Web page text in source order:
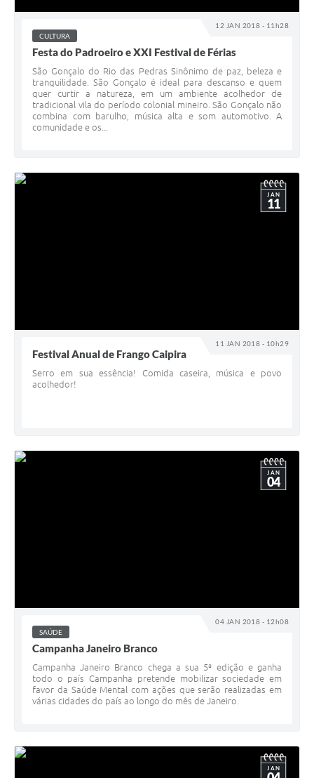
12 JAN 2018 - 11h28
CULTURA
Festa do Padroeiro e XXI Festival de Férias
São Gonçalo do Rio das Pedras Sinônimo de paz, beleza e
tranquilidade. São Gonçalo é ideal para descanso e quem
quer curtir a natureza, em um ambiente acolhedor de
tradicional vila do período colonial mineiro. São Gonçalo não
combina com barulho, música alta e som automotivo. A
comunidade e os...
11 JAN 2018 - 10h29
JAN
11
Festival Anual de Frango Caipira
Serro em sua essência! Comida caseira, música e povo
acolhedor!
04 JAN 2018 - 12h08
JAN
04
SAÚDE
Campanha Janeiro Branco
Campanha Janeiro Branco chega a sua 5ª edição e ganha
todo o país Campanha pretende mobilizar sociedade em
favor da Saúde Mental com ações que serão realizadas em
várias cidades do país ao longo do mês de Janeiro.
JAN